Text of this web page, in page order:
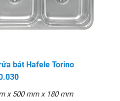
bát Hafele Torino
x 500 mm x 180 mm